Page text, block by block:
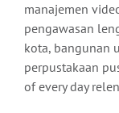
manajemen
pengawasan
kota, bangunan
perpustakaan
of every day